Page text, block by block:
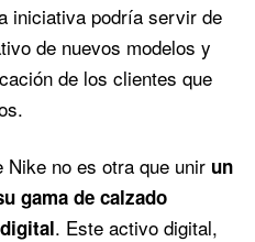
iniciativa podría servir de
de nuevos modelos y
de los clientes que
Nike no es otra que unir un
gama de calzado
. Este activo digital,